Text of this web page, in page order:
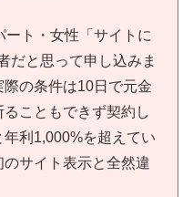
ト・女性「サイトに
だと思って申し込みま
の条件は10日で元金
こともできず契約し
利1,000%を超えてい
サイト表示と全然違